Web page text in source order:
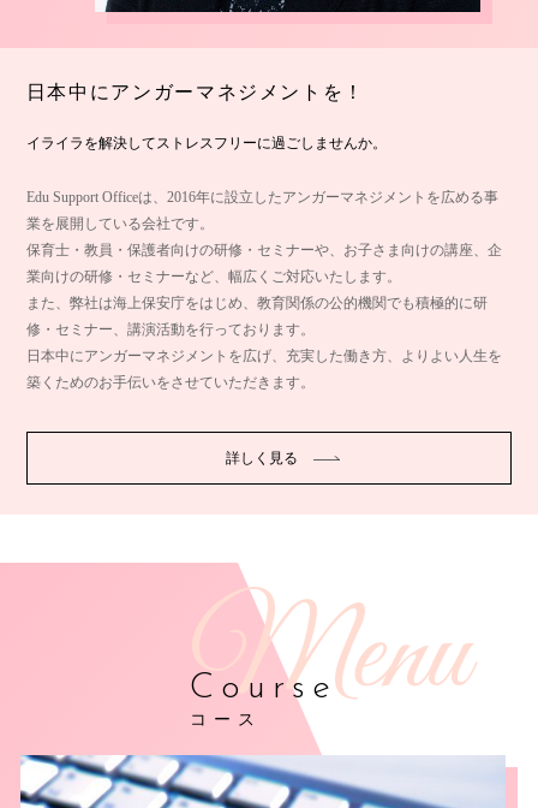
日本中にアンガーマネジメントを！
イライラを解決してストレスフリーに過ごしませんか。
Edu Support Officeは、2016年に設立したアンガーマネジメントを広める事
業を展開している会社です。
保育士・教員・保護者向けの研修・セミナーや、お子さま向けの講座、企
業向けの研修・セミナーなど、幅広くご対応いたします。
また、弊社は海上保安庁をはじめ、教育関係の公的機関でも積極的に研
修・セミナー、講演活動を行っております。
日本中にアンガーマネジメントを広げ、充実した働き方、よりよい人生を
築くためのお手伝いをさせていただきます。
詳しく見る
Course
コース